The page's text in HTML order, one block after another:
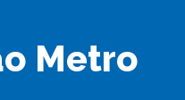
Metro